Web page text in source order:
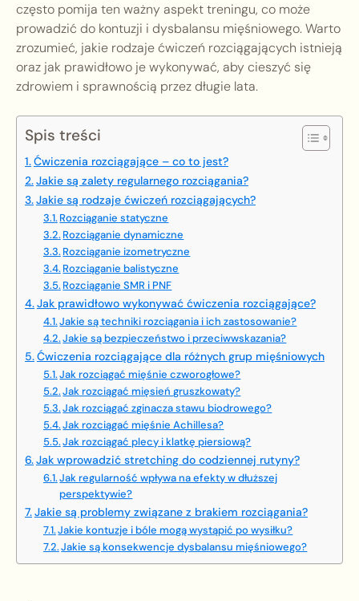
często pomija ten ważny aspekt treningu, co może
prowadzić do kontuzji i dysbalansu mięśniowego. Warto
zrozumieć, jakie rodzaje ćwiczeń rozciągających istnieją
oraz jak prawidłowo je wykonywać, aby cieszyć się
zdrowiem i sprawnością przez długie lata.
Spis treści
Ćwiczenia rozciągające – co to jest?
Jakie są zalety regularnego rozciągania?
Jakie są rodzaje ćwiczeń rozciągających?
Rozciąganie statyczne
Rozciąganie dynamiczne
Rozciąganie izometryczne
Rozciąganie balistyczne
Rozciąganie SMR i PNF
Jak prawidłowo wykonywać ćwiczenia rozciągające?
Jakie są techniki rozciągania i ich zastosowanie?
Jakie są bezpieczeństwo i przeciwwskazania?
Ćwiczenia rozciągające dla różnych grup mięśniowych
Jak rozciągać mięśnie czworogłowe?
Jak rozciągać mięsień gruszkowaty?
Jak rozciągać zginacza stawu biodrowego?
Jak rozciągać mięśnie Achillesa?
Jak rozciągać plecy i klatkę piersiową?
Jak wprowadzić stretching do codziennej rutyny?
Jak regularność wpływa na efekty w dłuższej
perspektywie?
Jakie są problemy związane z brakiem rozciągania?
Jakie kontuzje i bóle mogą wystąpić po wysiłku?
Jakie są konsekwencje dysbalansu mięśniowego?